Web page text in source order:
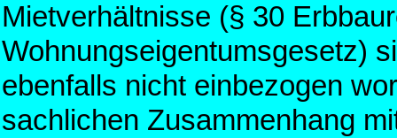
Mietverhältnisse (§ 30
Wohnungseigentumsgesetz)
ebenfalls nicht einbezogen
sachlichen Zusammenhang